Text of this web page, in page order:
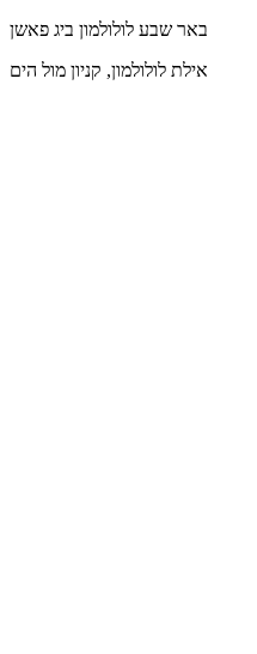
באר שבע לולולמון ביג פאשן
אילת לולולמון, קניון מול הים